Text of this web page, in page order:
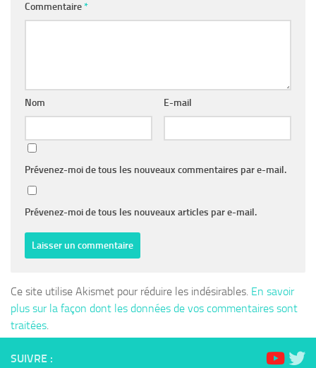
Commentaire*
Nom E-mail
Prévenez-moi de tous les nouveaux commentaires par e-mail.
Prévenez-moi de tous les nouveaux articles par e-mail.
Ce site utilise Akismet pour réduire les indésirables. En savoir
plus sur la façon dont les données de vos commentaires sont
traitées.
SUIVRE :